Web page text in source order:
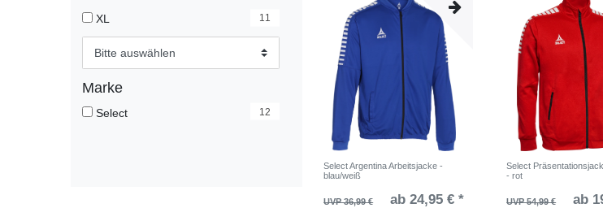
XL 11
Bitte auswählen
Marke
Select 12
Select Argentina Arbeitsjacke -
blau/weiß
UVP 36,99 € ab 24,95 € *
Select
- rot
UVP 54,99 € ab